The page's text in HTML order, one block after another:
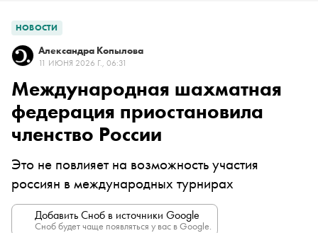
НОВОСТИ
Александра Копылова
11 ИЮНЯ 2026 Г., 06:31
Международная шахматная
федерация приостановила
членство России
Это не повлияет на возможность участия
россиян в международных турнирах
Добавить Сноб в источники Google
Сноб будет чаще появляться у вас в Google.